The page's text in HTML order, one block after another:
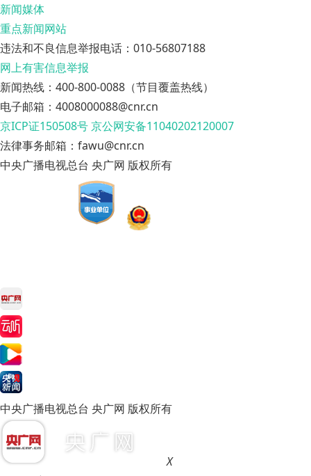
新闻媒体
重点新闻网站
违法和不良信息举报电话：010-56807188
网上有害信息举报
新闻热线：400-800-0088（节目覆盖热线）
电子邮箱：4008000088@cnr.cn
京ICP证150508号京公网安备11040202120007
法律事务邮箱：fawu@cnr.cn
中央广播电视总台 央广网 版权所有
中央广播电视总台 央广网 版权所有
X